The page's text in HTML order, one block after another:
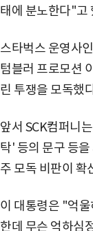
태에 분노한다"고
스타벅스 운영사
텀블러 프로모션
린 투쟁을 모독했
앞서 SCK컴퍼니
탁' 등의 문구 등
주 모독 비판이 확
이 대통령은 "억
한데 무슨 억하심